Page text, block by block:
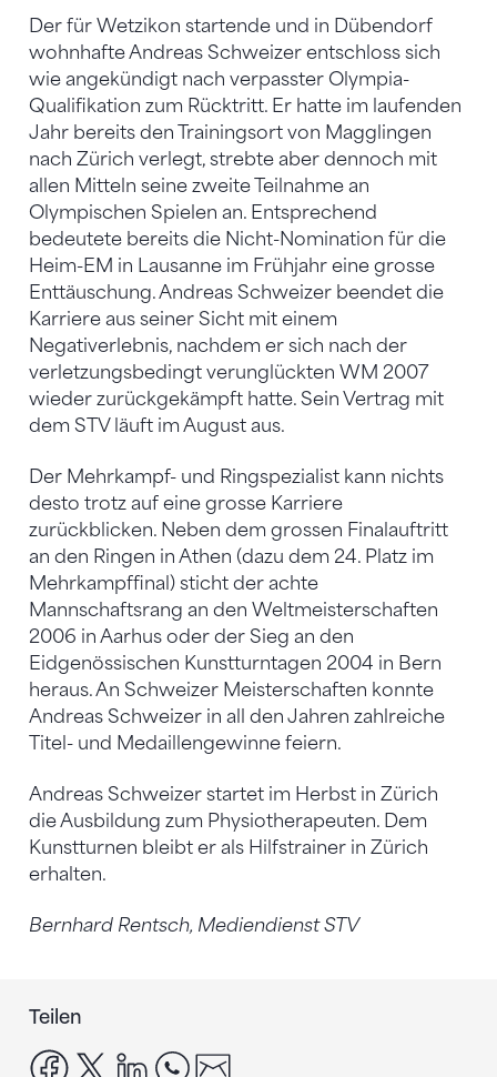
Der für Wetzikon startende und in Dübendorf
wohnhafte Andreas Schweizer entschloss sich
wie angekündigt nach verpasster Olympia-
Qualifikation zum Rücktritt. Er hatte im laufenden
Jahr bereits den Trainingsort von Magglingen
nach Zürich verlegt, strebte aber dennoch mit
allen Mitteln seine zweite Teilnahme an
Olympischen Spielen an. Entsprechend
bedeutete bereits die Nicht-Nomination für die
Heim-EM in Lausanne im Frühjahr eine grosse
Enttäuschung. Andreas Schweizer beendet die
Karriere aus seiner Sicht mit einem
Negativerlebnis, nachdem er sich nach der
verletzungsbedingt verunglückten WM 2007
wieder zurückgekämpft hatte. Sein Vertrag mit
dem STV läuft im August aus.
Der Mehrkampf- und Ringspezialist kann nichts
desto trotz auf eine grosse Karriere
zurückblicken. Neben dem grossen Finalauftritt
an den Ringen in Athen (dazu dem 24. Platz im
Mehrkampffinal) sticht der achte
Mannschaftsrang an den Weltmeisterschaften
2006 in Aarhus oder der Sieg an den
Eidgenössischen Kunstturntagen 2004 in Bern
heraus. An Schweizer Meisterschaften konnte
Andreas Schweizer in all den Jahren zahlreiche
Titel- und Medaillengewinne feiern.
Andreas Schweizer startet im Herbst in Zürich
die Ausbildung zum Physiotherapeuten. Dem
Kunstturnen bleibt er als Hilfstrainer in Zürich
erhalten.
Bernhard Rentsch, Mediendienst STV
Teilen
facebook
x linkedinwhatsapp